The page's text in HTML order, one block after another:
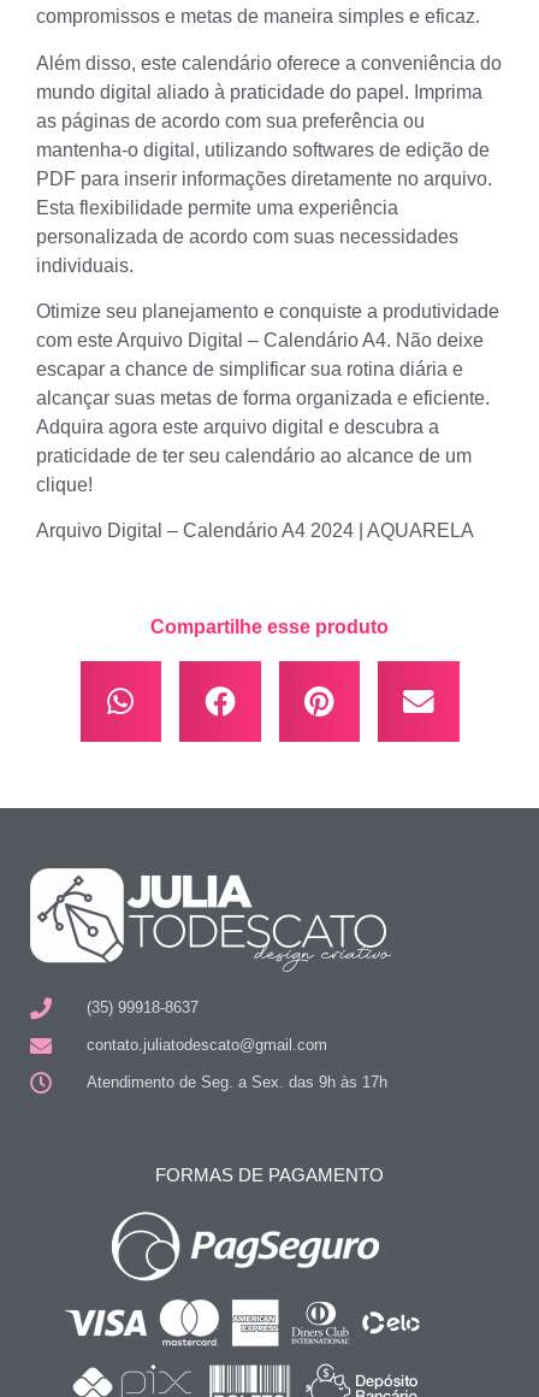
compromissos e metas de maneira simples e eficaz.
Além disso, este calendário oferece a conveniência do
mundo digital aliado à praticidade do papel. Imprima
as páginas de acordo com sua preferência ou
mantenha-o digital, utilizando softwares de edição de
PDF para inserir informações diretamente no arquivo.
Esta flexibilidade permite uma experiência
personalizada de acordo com suas necessidades
individuais.
Otimize seu planejamento e conquiste a produtividade
com este Arquivo Digital – Calendário A4. Não deixe
escapar a chance de simplificar sua rotina diária e
alcançar suas metas de forma organizada e eficiente.
Adquira agora este arquivo digital e descubra a
praticidade de ter seu calendário ao alcance de um
clique!
Arquivo Digital – Calendário A4 2024 | AQUARELA
Compartilhe esse produto
(35) 99918-8637
contato.juliatodescato@gmail.com
Atendimento de Seg. a Sex. das 9h às 17h
FORMAS DE PAGAMENTO